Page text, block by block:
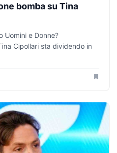
bomba su Tina
Uomini e Donne?
Cipollari sta dividendo in